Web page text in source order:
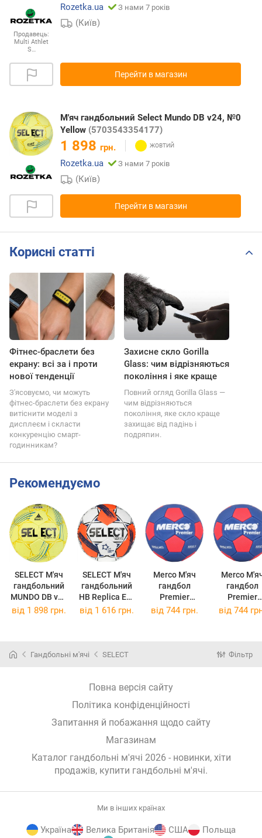
Продавець:
Multi Athlet
S…
Rozetka.ua
З нами 7 років
(Київ)
Перейти в магазин
М'яч гандбольний Select Mundo DB v24, №0
Yellow (5703543354177)
1 898 грн.
Rozetka.ua
З нами 7 років
(Київ)
Перейти в магазин
Корисні статті
Фітнес-браслети без
екрану: всі за і проти
нової тенденції
З'ясовуємо, чи можуть
фітнес-браслети без екрану
витіснити моделі з
дисплеєм і скласти
конкуренцію смарт-
годинникам?
Захисне скло Gorilla
Glass: чим відрізняються
покоління і яке краще
Повний огляд Gorilla Glass —
чим відрізняються
покоління, яке скло краще
захищає від падінь і
подряпин.
Рекомендуємо
SELECT М'яч
гандбольний
MUNDO DB v24
жовтий Уні 1
SELECT М'яч
гандбольний
HB Replica Ehf
European
Унісекс 2
Merco М'яч
гандбол
Premier
handball ball,
Merco
гандбол
Premier
handball
від 1 898 грн. від 1 616 грн. від 744 грн. від 744
Гандбольні м'ячі SELECT Фільтр
Повна версія сайту
Політика конфіденційності
Запитання й побажання щодо сайту
Магазинам
Каталог гандбольні м'ячі 2026 - новинки, хіти
продажів, купити гандбольні м'ячі.
Ми в інших країнах
Україна Велика Британія США
Польща